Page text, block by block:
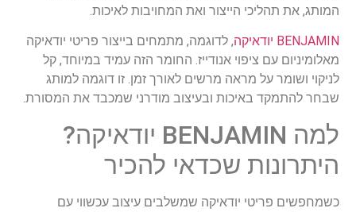
המותג, את תהליכי הייצור ואת המחויבות לאיכות.
BENJAMIN יודאיקה
, לדוגמה, מתמחים בייצור פריטי יודאיקה
מאלומיניום עם ציפוי אנודייז. החומר הזה עמיד במיוחד, קל
לניקוי ושומר על מראה מרשים לאורך זמן. זו דוגמה למותג
שבחר להתמקד באיכות ובעיצוב מודרני שמכבד את המסורת.
למה BENJAMIN יודאיקה?
היתרונות שכדאי להכיר
כשמחפשים פריטי יודאיקה שמשלבים עיצוב עכשווי עם